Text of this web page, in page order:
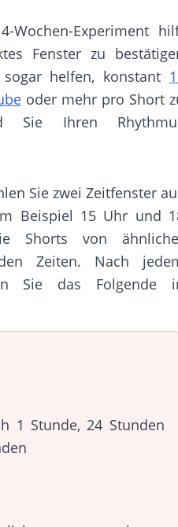
Wochen-Experiment
Fenster zu
helfen, konstant
oder mehr pro Short
Sie Ihren
Sie zwei Zeitfenster
Beispiel 15 Uhr und
Shorts von
Zeiten. Nach
Sie das Folgende
1 Stunde, 24 Stunden